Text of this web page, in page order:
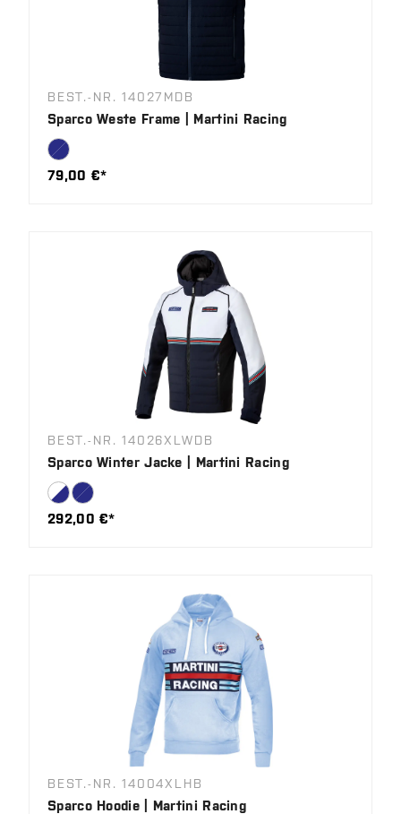
BEST.-NR. 14027MDB
Sparco Weste Frame | Martini Racing
79,00 €*
BEST.-NR. 14026XLWDB
Sparco Winter Jacke | Martini Racing
292,00 €*
BEST.-NR. 14004XLHB
Sparco Hoodie | Martini Racing